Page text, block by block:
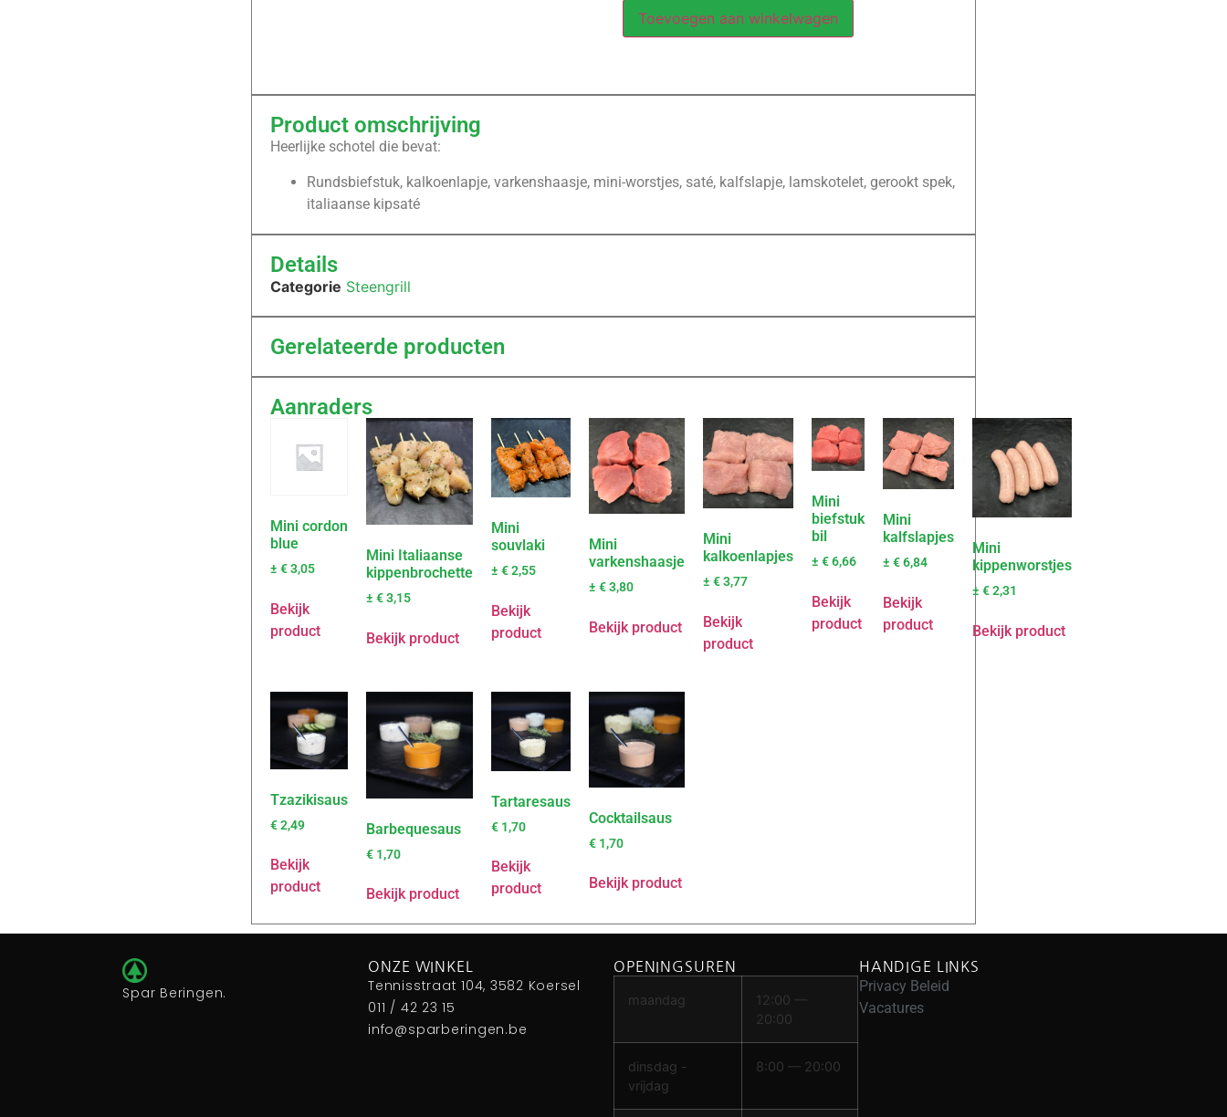
Toevoegen aan winkelwagen
Product omschrijving
Heerlijke schotel die bevat:
Rundsbiefstuk, kalkoenlapje, varkenshaasje, mini-worstjes, saté, kalfslapje, lamskotelet, gerookt spek,
italiaanse kipsaté
Details
Categorie Steengrill
Gerelateerde producten
Aanraders
Mini cordon
blue
± €3,05
Bekijk
product
Mini Italiaanse
kippenbrochette
± €3,15
Bekijk product
Mini
souvlaki
± €2,55
Bekijk
product
Mini
varkenshaasje
± €3,80
Bekijk product
Mini
kalkoenlapjes
± €3,77
Bekijk
product
Mini
biefstuk
bil
± €6,66
Bekijk
product
Mini
kalfslapjes
± €6,84
Bekijk
product
Mini
kippenworstjes
± €2,31
Bekijk product
Tzazikisaus
€2,49
Bekijk
product
Barbequesaus
€1,70
Bekijk product
Tartaresaus
€1,70
Bekijk
product
Cocktailsaus
€1,70
Bekijk product
Spar Beringen.
ONZE WINKEL
Tennisstraat 104, 3582 Koersel
011 / 42 23 15
info@sparberingen.be
OPENINGSUREN
maandag
12:00 —
20:00
dinsdag -
vrijdag
8:00 — 20:00
HANDIGE LINKS
Privacy Beleid
Vacatures